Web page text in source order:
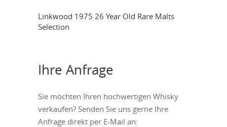
Linkwood 1975 26 Year Old Rare Malts
Selection
Ihre Anfrage
Sie möchten Ihren hochwertigen Whisky
verkaufen? Senden Sie uns gerne Ihre
Anfrage direkt per E-Mail an: